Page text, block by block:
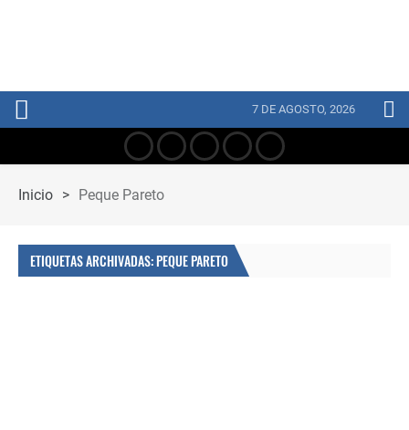
7 DE AGOSTO, 2026
Inicio > Peque Pareto
ETIQUETAS ARCHIVADAS: PEQUE PARETO